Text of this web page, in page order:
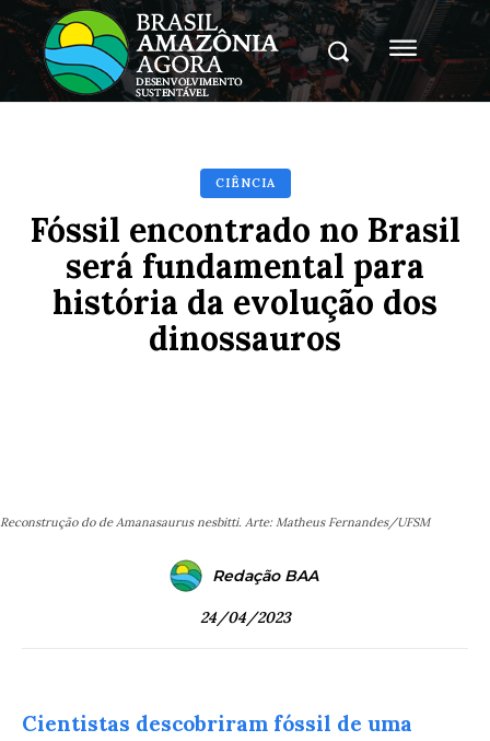
CIÊNCIA
Fóssil encontrado no Brasil
será fundamental para
história da evolução dos
dinossauros
Reconstrução do de Amanasaurus nesbitti. Arte: Matheus Fernandes/UFSM
Redação BAA
24/04/2023
Cientistas descobriram fóssil de uma